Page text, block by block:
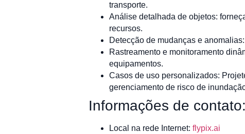
transporte.
Análise detalhada de objetos:
recursos.
Detecção de mudanças e
Rastreamento e monitoramento
equipamentos.
Casos de uso personalizados:
gerenciamento de risco de
Informações de contato:
Local na rede Internet: flypix.ai